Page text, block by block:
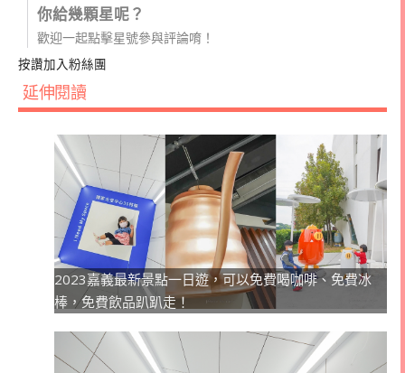
你給幾顆星呢？
歡迎一起點擊星號參與評論唷！
按讚加入粉絲團
延伸閱讀
2023嘉義最新景點一日遊，可以免費喝咖啡、免費冰
棒，免費飲品趴趴走！